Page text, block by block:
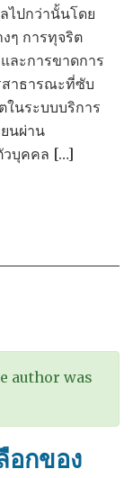
ไปกว่านั้นโดย
ๆ การทุจริต
ละการขาดการ
สาธารณะที่ซับ
ในระบบบริการ
นผ่าน
วบุคคล […]
author was
อกของ